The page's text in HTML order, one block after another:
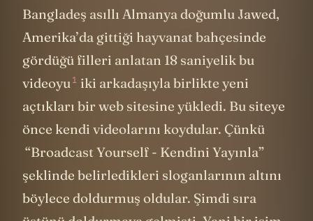
Bangladeş asıllı Almanya doğumlu Jawed,
Amerika’da gittiği hayvanat bahçesinde
gördüğü filleri anlatan 18 saniyelikbu
videoyu1 iki arkadaşıyla birlikte yeni
açtıkları bir web sitesine yükledi. Bu siteye
önce kendi videolarını koydular. Çünkü
“Broadcast Yourself - Kendini Yayınla”
şeklinde belirledikleri sloganlarının altını
böylece doldurmuş oldular. Şimdi sıra